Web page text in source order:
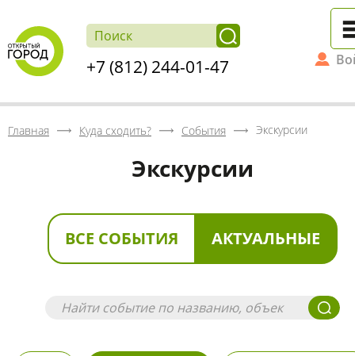
+7 (812) 244-01-47
Главная Куда сходить? События Экскурсии
Экскурсии
ВСЕ СОБЫТИЯ АКТУАЛЬНЫЕ